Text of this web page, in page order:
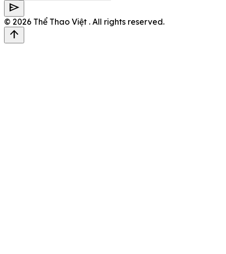
send
© 2026 Thể Thao Việt . All rights reserved.
arrow_upward